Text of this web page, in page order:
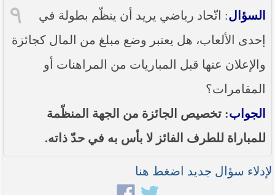
٩ السؤال: اتّحاد رياضي يريد أن ينظّم بطولة في
إحدى الألعاب، هل يعتبر وضع مبلغ من المال كجائزة
والإعلان عنها قبل المباريات من المراهنات أو
المقامرات؟
الجواب: تخصيص الجائزة من الجهة المنظّمة
للمباراة للطرف الفائز لا بأس به في حدّ ذاته.
لإدلاء سؤال جديد اضغط هنا